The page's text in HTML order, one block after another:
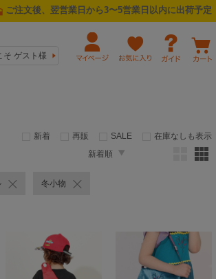
ご注文後、翌営業日から3〜5営業日以内に出荷予定
そ ゲスト様
新着 再販 SALE
在庫なしも表示
新着順
冬小物